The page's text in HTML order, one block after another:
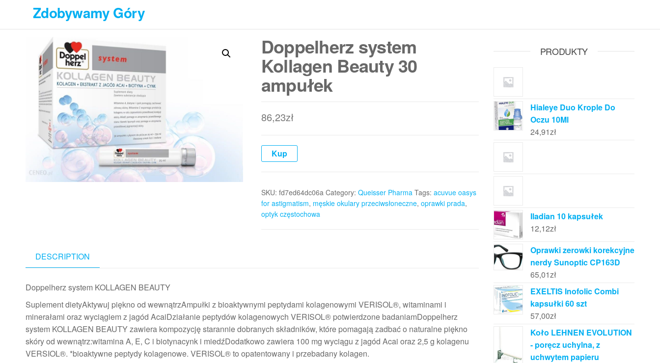
treści
Zdobywamy Góry
Doppelherz system
Kollagen Beauty 30
ampułek
86,23zł
Kup
SKU: fd7ed64dc06a Category: Queisser Pharma Tags: acuvue oasys
for astigmatism, męskie okulary przeciwsłoneczne, oprawki prada,
optyk częstochowa
DESCRIPTION
Doppelherz system KOLLAGEN BEAUTY
Suplement dietyAktywuj piękno od wewnątrzAmpułki z bioaktywnymi peptydami kolagenowymi VERISOL®, witaminami i
minerałami oraz wyciągiem z jagód AcaiDziałanie peptydów kolagenowych VERISOL® potwierdzone badaniamDoppelherz
system KOLLAGEN BEAUTY zawiera kompozycję starannie dobranych składników, które pomagają zadbać o naturalne piękno
skóry od wewnątrz:witamina A, E, C i biotynacynk i miedźDodatkowo zawiera 100 mg wyciągu z jagód Acai oraz 2,5 g kolagenu
VERSIOL®. *bioaktywne peptydy kolagenowe. VERISOL® to opatentowany i przebadany kolagen.
PRODUKTY
Hialeye Duo Krople Do
Oczu 10Ml
24,91zł
Iladian 10 kapsułek
12,12zł
Oprawki zerowki korekcyjne
nerdy Sunoptic CP163D
65,01zł
EXELTIS Inofolic Combi
kapsułki 60 szt
57,00zł
Koło LEHNEN EVOLUTION
- poręcz uchylna, z
uchwytem papieru